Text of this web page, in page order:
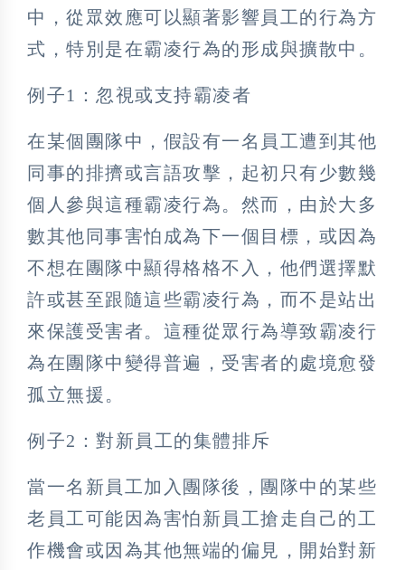
中，從眾效應可以顯著影響員工的行為方
式，特別是在霸凌行為的形成與擴散中。
例子1：忽視或支持霸凌者
在某個團隊中，假設有一名員工遭到其他
同事的排擠或言語攻擊，起初只有少數幾
個人參與這種霸凌行為。然而，由於大多
數其他同事害怕成為下一個目標，或因為
不想在團隊中顯得格格不入，他們選擇默
許或甚至跟隨這些霸凌行為，而不是站出
來保護受害者。這種從眾行為導致霸凌行
為在團隊中變得普遍，受害者的處境愈發
孤立無援。
例子2：對新員工的集體排斥
當一名新員工加入團隊後，團隊中的某些
老員工可能因為害怕新員工搶走自己的工
作機會或因為其他無端的偏見，開始對新